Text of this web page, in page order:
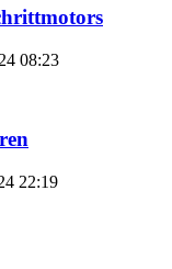
08:23
22:19